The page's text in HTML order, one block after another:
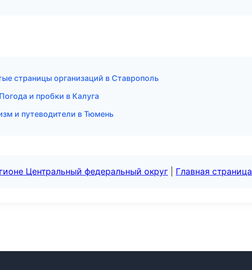
страницы организаций в Ставрополь
и пробки в Калуга
и путеводители в Тюмень
Центральный федеральный округ Главная страница